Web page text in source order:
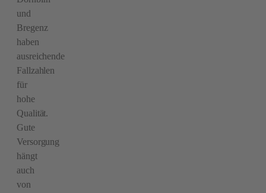
und
Bregenz
haben
ausreichende
Fallzahlen
für
hohe
Qualität.
Gute
Versorgung
hängt
auch
von